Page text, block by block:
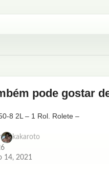
pode gostar
8 2L – 1 Rol. Rolete –
kakaroto
14, 2021